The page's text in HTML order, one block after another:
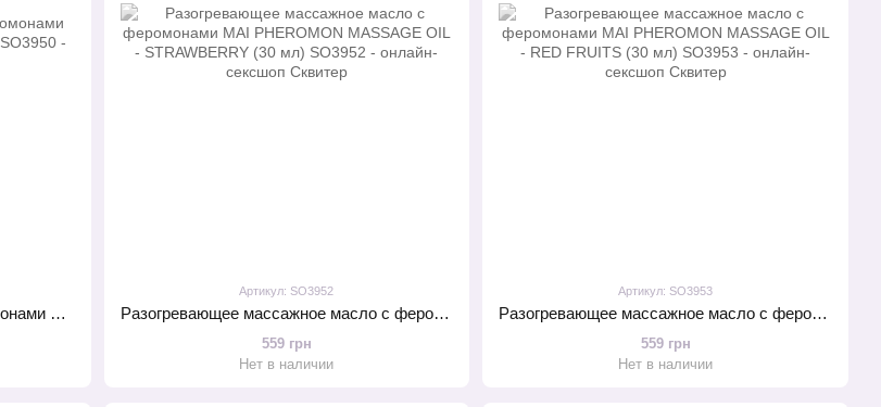
Смазка на водной основе с феромонами MAI ATTRACTION MANGO (75 мл)
Артикул: SO3952
Разогревающее массажное масло с феромонами MAI PHEROMON MASSAGE OIL - STRAWBERRY (30 мл)
559 грн
Нет в наличии
Артикул: SO3953
Разогревающее массажное масло с феромонами MAI PHEROMON MASSAGE OIL - RED FRUITS (30 мл)
559 грн
Нет в наличии